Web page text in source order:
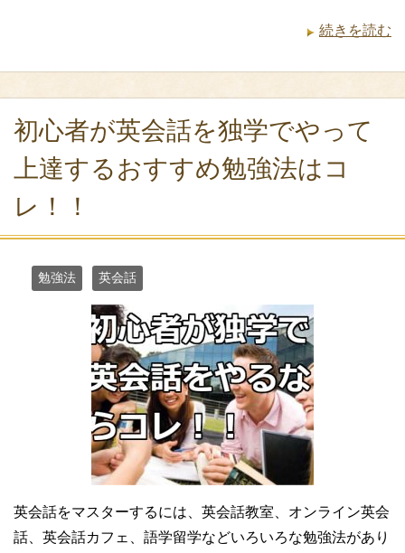
続きを読む
初心者が英会話を独学でやって
上達するおすすめ勉強法はコ
レ！！
勉強法 英会話
英会話をマスターするには、英会話教室、オンライン英会
話、英会話カフェ、語学留学などいろいろな勉強法があり